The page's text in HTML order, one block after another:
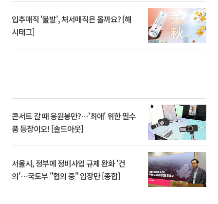
입추매직 '불발', 처서매직은 올까요? [해
시태그]
콘서트 갈 때 응원봉만?⋯'최애' 위한 필수
품 등장이오! [솔드아웃]
서울시, 정부에 정비사업 규제 완화 '건
의'⋯국토부 "협의 중" 입장만 [종합]